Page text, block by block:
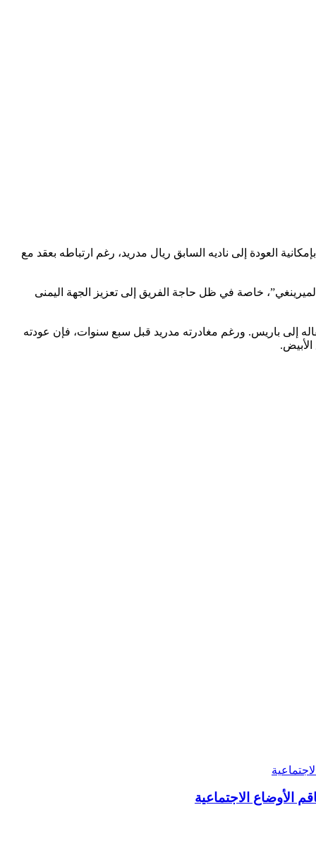
العودة إلى ناديه السابق ريال مدريد، رغم ارتباطه بعقد مع
خاصة في ظل حاجة الفريق إلى تعزيز الجهة اليمنى
قبل انتقاله إلى باريس. ورغم مغادرته مدريد قبل سبع سنوات، فإن عودته
الأوضاع الاجتماعية